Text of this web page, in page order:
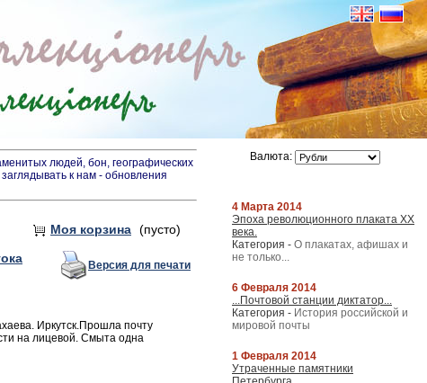
людей, бон, географических
к нам - обновления
Моя корзина (пусто)
Версия для печати
Иркутск.Прошла почту
на лицевой. Смыта одна
Валюта:
4 Марта 2014
Эпоха революционного плаката XX
века.
Категория - О плакатах, афишах и
не только...
6 Февраля 2014
...Почтовой станции диктатор...
Категория - История российской и
мировой почты
1 Февраля 2014
Утраченные памятники